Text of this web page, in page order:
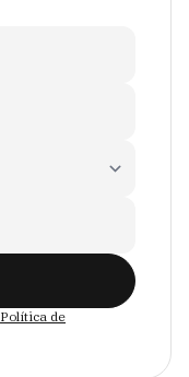
Política de